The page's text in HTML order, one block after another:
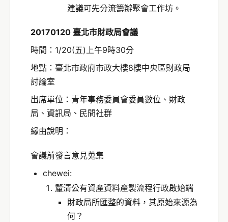
建議可先分流籌辦聚會工作坊。
20170120 臺北市財政局會議
時間：1/20(五)上午9時30分
地點：臺北市政府市政大樓8樓中央區財政局
討論室
出席單位：青年事務委員會委員數位、財政
局、資訊局、民間社群
緣由說明：
會議前發言意見蒐集
chewei:
釐清公有資產資料產製流程行政啟始端
財政局所匯整的資料，其原始來源為
何？